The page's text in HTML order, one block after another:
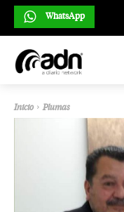
WhatsApp
Inicio Plumas